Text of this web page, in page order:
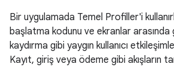
Bir uygulamada Temel Profiller'i
başlatma kodunu ve ekranlar arasında
kaydırma gibi yaygın kullanıcı
Kayıt, giriş veya ödeme gibi akışların